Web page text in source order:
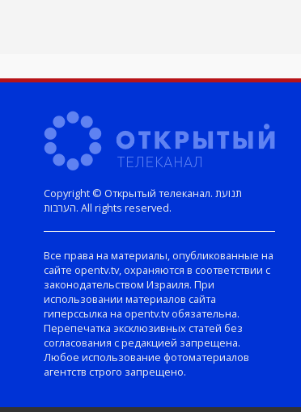
Copyright © Открытый телеканал. תנועת
הערבות. All rights reserved.
Все права на материалы, опубликованные на
сайте opentv.tv, охраняются в соответствии с
законодательством Израиля. При
использовании материалов сайта
гиперссылка на opentv.tv обязательна.
Перепечатка эксклюзивных статей без
согласования с редакцией запрещена.
Любое использование фотоматериалов
агентств строго запрещено.